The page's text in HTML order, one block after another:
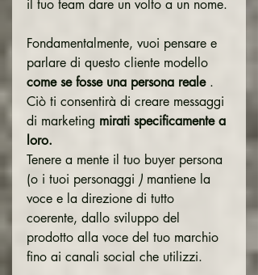
il tuo team dare un volto a un nome.
Fondamentalmente, vuoi pensare e
parlare di questo cliente modello
come se fosse una persona reale .
Ciò ti consentirà di creare messaggi
di marketing mirati specificamente a
loro.
Tenere a mente il tuo buyer persona
(o i tuoi personaggi ) mantiene la
voce e la direzione di tutto
coerente, dallo sviluppo del
prodotto alla voce del tuo marchio
fino ai canali social che utilizzi.